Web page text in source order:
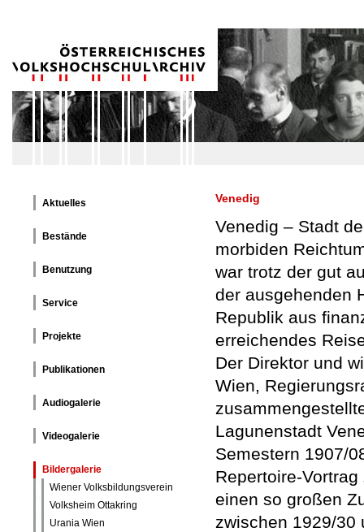
Aktuelles
Bestände
Benutzung
Service
Projekte
Publikationen
Audiogalerie
Videogalerie
Bildergalerie
Wiener Volksbildungsverein
Volksheim Ottakring
Urania Wien
Venedig
Venedig – Stadt
morbiden
war trotz der gut
der ausgehenden
Republik aus
erreichendes
Der Direktor und
Wien,
Lagunenstadt
Semestern 1907/
Repertoire-Vortrag
einen so großen
zwischen 1929/30